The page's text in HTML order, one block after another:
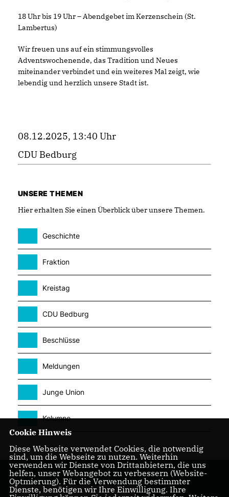
18 Uhr bis 19 Uhr – Abendgebet im Kerzenschein (St.
Lambertus)
Wir freuen uns auf ein stimmungsvolles
Adventswochenende, das Tradition und Neues
miteinander verbindet und ein weiteres Mal zeigt, wie
lebendig und herzlich unsere Stadt ist.
08.12.2025, 13:40 Uhr
CDU Bedburg
UNSERE THEMEN
Hier erhalten Sie einen Überblick über unsere Themen.
Geschichte
Fraktion
Kreistag
CDU Bedburg
Beschlüsse
Meldungen
Junge Union
Kolumne
Cookie Hinweis
Diese Webseite verwendet Cookies, die notwendig
sind, um die Webseite zu nutzen. Weiterhin
verwenden wir Dienste von Drittanbietern, die uns
helfen, unser Webangebot zu verbessern (Website-
Optmierung). Für die Verwendung bestimmter
Dienste, benötigen wir Ihre Einwilligung. Ihre